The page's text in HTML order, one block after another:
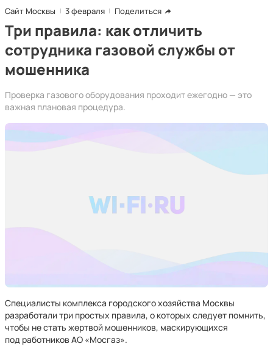
Сайт Москвы 3 февраля Поделиться
Три правила: как отличить
сотрудника газовой службы от
мошенника
Проверка газового оборудования проходит ежегодно — это
важная плановая процедура.
Специалисты комплекса городского хозяйства Москвы
разработали три простых правила, о которых следует помнить,
чтобы не стать жертвой мошенников, маскирующихся
под работников АО «Мосгаз».